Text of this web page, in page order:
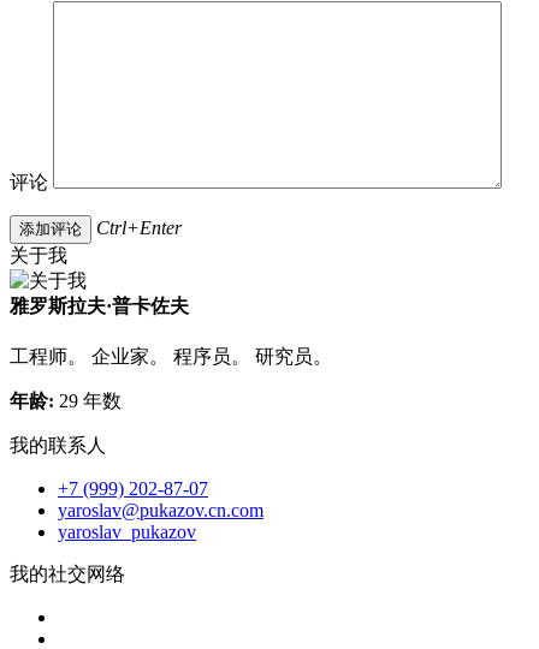
评论
Ctrl+Enter
关于我
雅罗斯拉夫·普卡佐夫
工程师。 企业家。 程序员。 研究员。
年龄: 29 年数
我的联系人
+7 (999) 202-87-07
yaroslav@pukazov.cn.com
yaroslav_pukazov
我的社交网络